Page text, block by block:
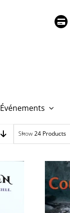
Événements
Show24 Products